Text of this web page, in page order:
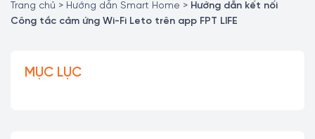
Trang chủ > Hướng dẫn Smart Home > Hướng dẫn kết nối
Công tắc cảm ứng Wi-Fi Leto trên app FPT LIFE
MỤC LỤC